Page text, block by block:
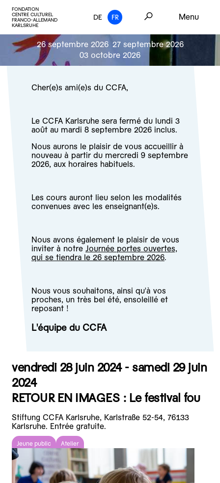
FONDATION
CENTRE CULTUREL
FRANCO-ALLEMAND
KARLSRUHE
DE FR Menu
26 septembre 2026 27 septembre 2026
03 octobre 2026
Cher(e)s ami(e)s du CCFA,
Le CCFA Karlsruhe sera fermé du lundi 3
août au mardi 8 septembre 2026 inclus.
Nous aurons le plaisir de vous accueillir à
nouveau à partir du mercredi 9 septembre
2026, aux horaires habituels.
Les cours auront lieu selon les modalités
convenues avec les enseignant(e)s.
Nous avons également le plaisir de vous
inviter à notre Journée portes ouvertes,
qui se tiendra le 26 septembre 2026.
Nous vous souhaitons, ainsi qu'à vos
proches, un très bel été, ensoleillé et
reposant !
L'équipe du CCFA
vendredi 28 juin 2024 - samedi 29 juin
2024
RETOUR EN IMAGES : Le festival fou
Stiftung CCFA Karlsruhe, Karlstraße 52-54, 76133
Karlsruhe. Entrée gratuite.
Jeune public Atelier